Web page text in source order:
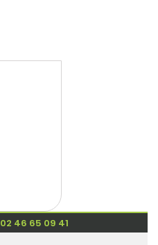
02 46 65 09 41